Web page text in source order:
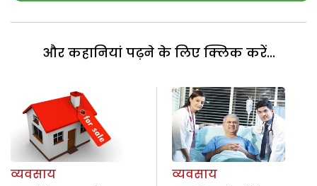
और कहानियां पढ़ने के लिए क्लिक करें...
व्यवसाय
व्यवसाय